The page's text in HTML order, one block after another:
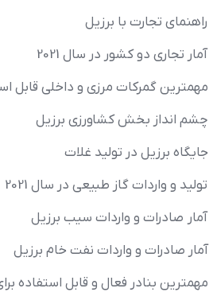
راهنماي تجارت با برزيل
آمار تجاري دو کشور در سال 2021
مهمترين گمرکات مرزي و داخلي قابل
چشم انداز بخش کشاورزي برزيل
جايگاه برزيل در توليد غلات
توليد و واردات گاز طبيعي در سال 2021
آمار صادرات و واردات سيب برزيل
آمار صادرات و واردات نفت خام برزيل
مهمترين بنادر فعال و قابل استفاده